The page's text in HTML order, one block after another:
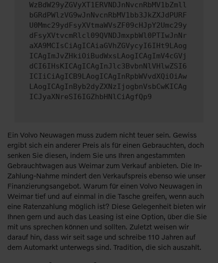
WzBdW29yZGVyXT1ERVNDJnNvcnRbMV1bZmll
bGRdPWlzVG9wJnNvcnRbMV1bb3JkZXJdPURF
U0Mmc29ydFsyXVtmaWVsZF09cHJpY2Umc29y
dFsyXVtvcmRlcl09QVNDJmxpbWl0PTIwJnNr
aXA9MCIsCiAgICAiaGVhZGVycyI6IHt9LAog
ICAgImJvZHkiOiBudWxsLAogICAgImV4cGVj
dCI6IHsKICAgICAgInJlc3BvbnNlVHlwZSI6
ICIiCiAgICB9LAogICAgInRpbWVvdXQiOiAw
LAogICAgInByb2dyZXNzIjogbnVsbCwKICAg
ICJyaXNreSI6IGZhbHNlCiAgfQp9
Ein Volvo Neuwagen muss zudem nicht teuer sein. Gewiss
ergibt sich ein anderer Preis als für einen Gebrauchten, doch
senken Sie diesen, indem Sie uns Ihren angestammten
Gebrauchtwagen aus Weimar zum Verkauf anbieten. Die In-
Zahlung-Nahme mindert den Verkaufspreis ebenso wie unser
Finanzierungsangebot. Warum für einen Volvo Neuwagen in
Weimar tief und auf einmal in die Tasche greifen, wenn auch
eine Ratenzahlung möglich ist? Diese Gelegenheit bieten wir
Ihnen gern und auch das Leasing ist eine Option, über die Sie
mit uns sprechen können und sollten. Zuletzt weisen wir
darauf hin, dass wir seit sage und schreibe 110 Jahren auf
dem Automarkt unterwegs sind. Tradition, die sich auszahlt.